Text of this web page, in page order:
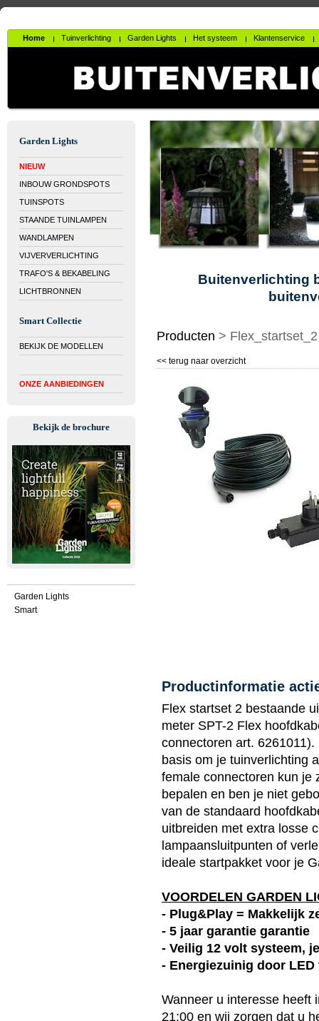
Home Tuinverlichting Garden Lights Het systeem Klantenservice
Garden Lights
NIEUW
INBOUW GRONDSPOTS
TUINSPOTS
STAANDE TUINLAMPEN
WANDLAMPEN
VIJVERVERLICHTING
TRAFO'S & BEKABELING
LICHTBRONNEN
Smart Collectie
BEKIJK DE MODELLEN
ONZE AANBIEDINGEN
Bekijk de brochure
Garden Lights
Smart
Buitenverlichting
Producten > Flex_startset_2
<< terug naar overzicht
Productinformatie
Flex startset 2 bestaande
meter SPT-2 Flex
connectoren art.
basis om je tuinverlichting
female connectoren kun je
bepalen en ben je niet
van de standaard
uitbreiden met extra losse
lampaansluitpunten of
ideale startpakket voor je
VOORDELEN GARDEN
- Plug&Play = Makkelijk
- 5 jaar garantie garantie
- Veilig 12 volt systeem,
- Energiezuinig door
Wanneer u interesse heeft
21:00 en wij zorgen dat u